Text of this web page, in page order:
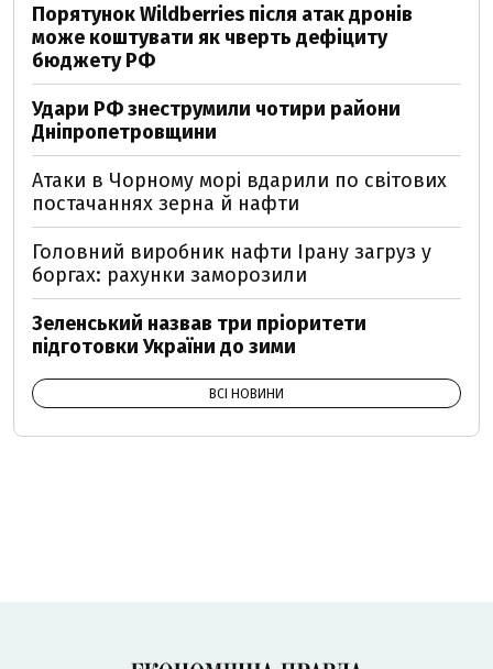
Порятунок Wildberries після атак дронів
може коштувати як чверть дефіциту
бюджету РФ
Удари РФ знеструмили чотири райони
Дніпропетровщини
Атаки в Чорному морі вдарили по світових
постачаннях зерна й нафти
Головний виробник нафти Ірану загруз у
боргах: рахунки заморозили
Зеленський назвав три пріоритети
підготовки України до зими
ВСІ НОВИНИ